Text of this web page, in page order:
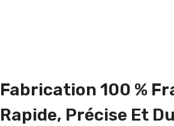
Fabrication 100 %
Rapide, Précise Et